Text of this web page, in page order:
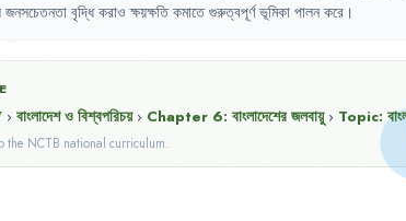
জনসচেতনতা বৃদ্ধি করাও ক্ষয়ক্ষতি কমাতে গুরুত্বপূর্ণ ভূমিকা পালন করে ।
› বাংলাদেশ ও বিশ্বপরিচয় › Chapter 6: বাংলাদেশের জলবায়ু › Topic:
the NCTB national curriculum.